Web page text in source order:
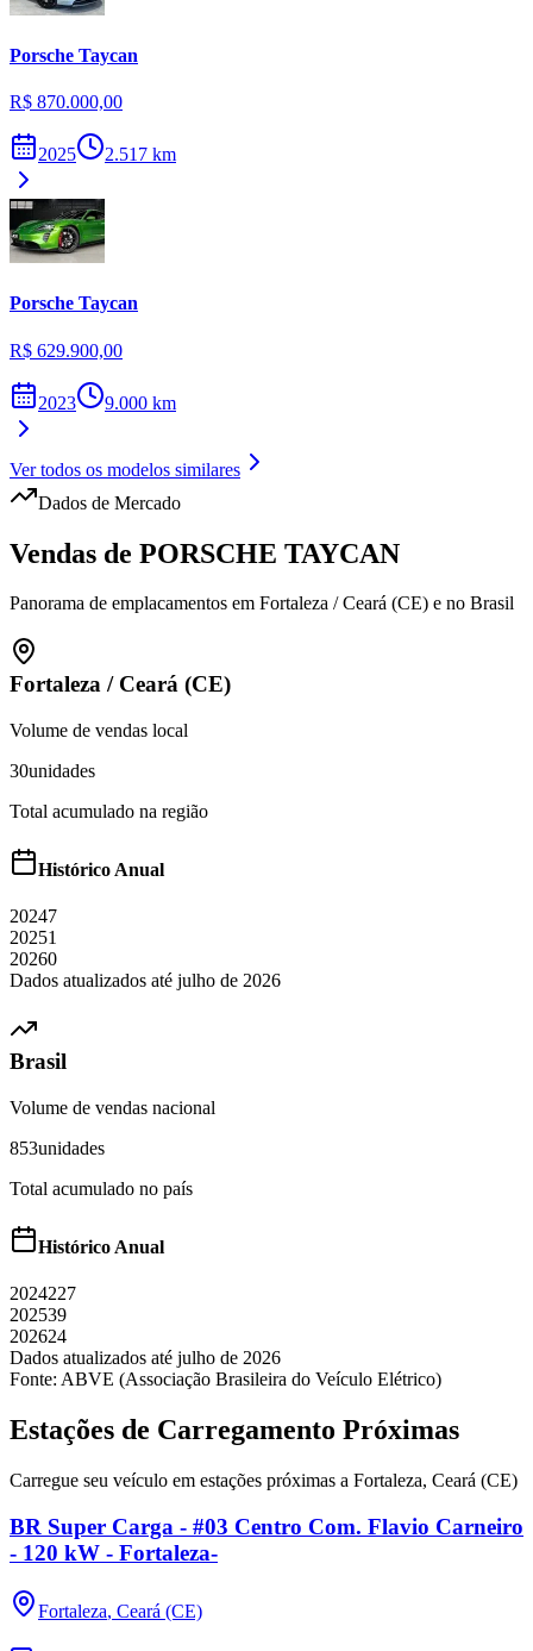
Porsche Taycan
R$ 870.000,00
2025 2.517 km
Porsche Taycan
R$ 629.900,00
2023 9.000 km
Ver todos os modelos similares
Dados de Mercado
Vendas de PORSCHE TAYCAN
Panorama de emplacamentos em Fortaleza / Ceará (CE) e no Brasil
Fortaleza / Ceará (CE)
Volume de vendas local
30unidades
Total acumulado na região
Histórico Anual
20247
20251
20260
Dados atualizados até julho de 2026
Brasil
Volume de vendas nacional
853unidades
Total acumulado no país
Histórico Anual
2024227
202539
202624
Dados atualizados até julho de 2026
Fonte: ABVE (Associação Brasileira do Veículo Elétrico)
Estações de Carregamento Próximas
Carregue seu veículo em estações próximas a Fortaleza, Ceará (CE)
BR Super Carga - #03 Centro Com. Flavio Carneiro
- 120 kW - Fortaleza-
Fortaleza, Ceará (CE)